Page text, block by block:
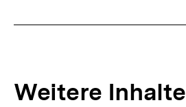
Weitere Inhalte